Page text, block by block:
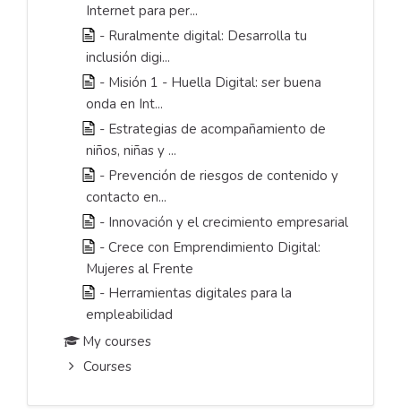
Internet para per...
- Ruralmente digital: Desarrolla tu
inclusión digi...
- Misión 1 - Huella Digital: ser buena
onda en Int...
- Estrategias de acompañamiento de
niños, niñas y ...
- Prevención de riesgos de contenido y
contacto en...
- Innovación y el crecimiento empresarial
- Crece con Emprendimiento Digital:
Mujeres al Frente
- Herramientas digitales para la
empleabilidad
My courses
Courses